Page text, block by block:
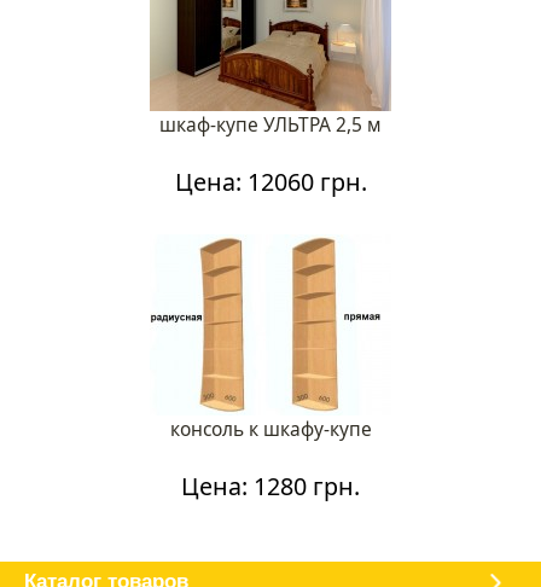
шкаф-купе УЛЬТРА 2,5 м
Цена: 12060 грн.
консоль к шкафу-купе
Цена: 1280 грн.
Каталог товаров